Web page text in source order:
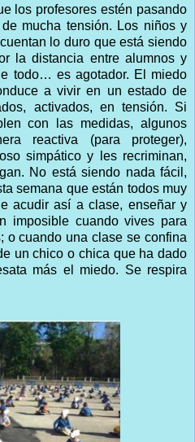
los profesores estén pasando
mucha tensión. Los niños y
lo duro que está siendo
la distancia entre alumnos y
todo… es agotador. El miedo
a vivir en un estado de
activados, en tensión. Si
con las medidas, algunos
reactiva (para proteger),
simpático y les recriminan,
No está siendo nada fácil,
semana que están todos muy
acudir así a clase, enseñar y
imposible cuando vives para
o cuando una clase se confina
un chico o chica que ha dado
más el miedo. Se respira